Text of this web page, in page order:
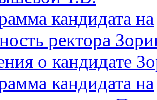
кандидата на
ректора
о кандидате
кандидата на